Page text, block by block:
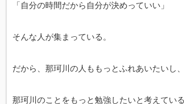
「自分の時間だから自分が決めっていい」
そんな人が集まっている。
だから、那珂川の人ももっとふれあいたいし、
那珂川のことをもっと勉強したいと考えている